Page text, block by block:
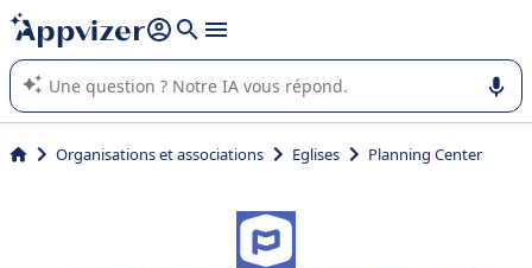
répondre (plusieurs lignes avec
L'IA de Appvizer vous guide dans l'utilisation ou la sélection de
logiciel SaaS en entreprise.
Organisations et associations Eglises Planning Center